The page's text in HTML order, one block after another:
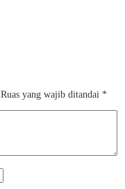
Ruas yang wajib ditandai *